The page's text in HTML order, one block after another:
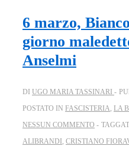
6 marzo,
giorno
Anselmi
DI UGO MARIA TASSINARI
POSTATO IN FASCISTERIA, LA
NESSUN COMMENTO
ALIBRANDI , CRISTIANO